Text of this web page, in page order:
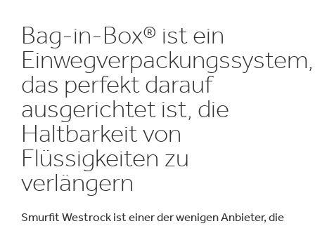
Bag-in-Box® ist ein
Einwegverpackungssystem,
das perfekt darauf
ausgerichtet ist, die
Haltbarkeit von
Flüssigkeiten zu
verlängern
Smurfit Westrock ist einer der wenigen Anbieter, die